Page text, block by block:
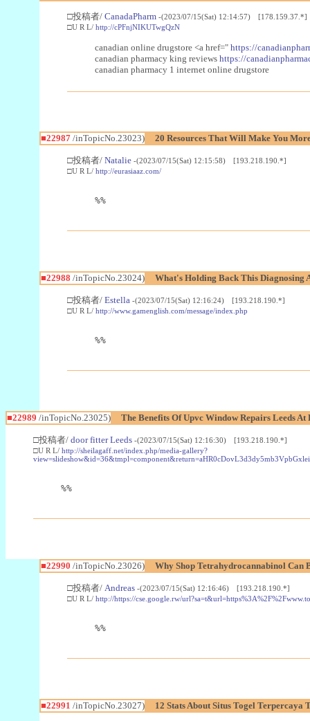
□投稿者/ CanadaPharm -(2023/07/15(Sat) 12:14:57) [178.159.37.*]
□U R L/ http://cPFnjNIKUTwgQzN
canadian online drugstore <a href=" https://
canadian pharmacy king reviews https://
canadian pharmacy 1 internet online drugstore
■22987/inTopicNo.23023) 20 Resources That Will Make You
□投稿者/ Natalie -(2023/07/15(Sat) 12:15:58) [193.218.190.*]
□U R L/ http://eurasiaaz.com/
%%
■22988 /inTopicNo.23024) What's Holding Back This Diagnosing
□投稿者/ Estella -(2023/07/15(Sat) 12:16:24) [193.218.190.*]
□U R L/ http://www.gamenglish.com/message/index.php
%%
■22989 /inTopicNo.23025) The Benefits Of Upvc Window Repairs Leeds
□投稿者/ door fitter Leeds -(2023/07/15(Sat) 12:16:30) [193.218.190.*]
□U R L/ http://sheilagaff.net/index.php/media-gallery?
%%
■22990 /inTopicNo.23026) Why Shop Tetrahydrocannabinol Can
□投稿者/ Andreas -(2023/07/15(Sat) 12:16:46) [193.218.190.*]
□U R L/ http://https://cse.google.rw/
%%
■22991 /inTopicNo.23027) 12 Stats About Situs Togel Terpercaya